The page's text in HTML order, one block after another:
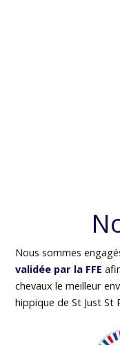
Nous sommes
validée par la FFE
chevaux le meilleur
hippique de St Just St